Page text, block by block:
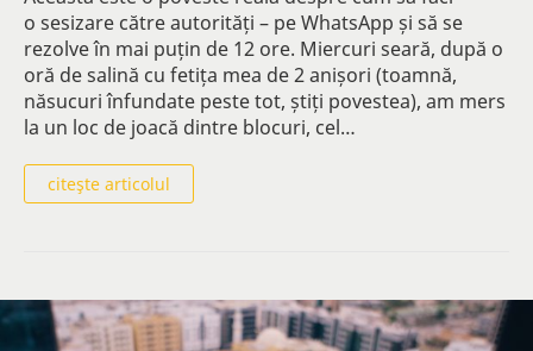
o sesizare către autorități – pe WhatsApp și să se
rezolve în mai puțin de 12 ore. Miercuri seară, după o
oră de salină cu fetița mea de 2 anișori (toamnă,
năsucuri înfundate peste tot, știți povestea), am mers
la un loc de joacă dintre blocuri, cel…
citeşte articolul